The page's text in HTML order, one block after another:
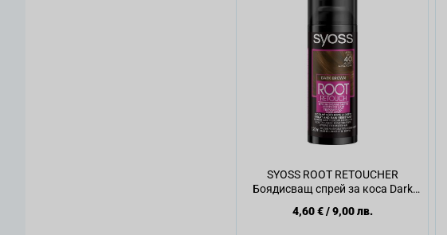
SYOSS ROOT RETOUCHER
Боядисващ спрей за коса Dark
4,60 €/9,00 лв.